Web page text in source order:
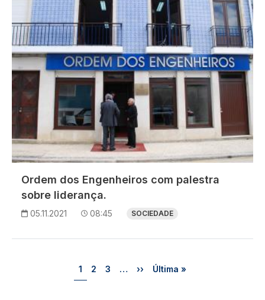
Ordem dos Engenheiros com palestra
sobre liderança.
05.11.2021 08:45 SOCIEDADE
Página
1 Página
2 Página
3 … Próxima página
›› Última página
Última »